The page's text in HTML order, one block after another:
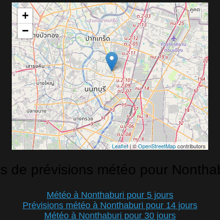
+
−
Leaflet| ©OpenStreetMapcontributors
de prévisions météo pour
Météo à Nonthaburi pour 5 jours
Prévisions météo à Nonthaburi pour 14 jours
Météo à Nonthaburi pour 30 jours